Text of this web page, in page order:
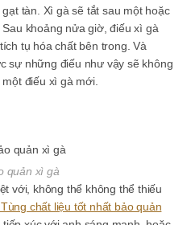
tàn. Xì gà sẽ tắt sau một hoặc
khoảng nửa giờ, điếu xì gà
tụ hóa chất bên trong. Và
sự những điếu như vậy sẽ không
điếu xì gà mới.
quản xì gà
với, không thể không thể thiếu
chất liệu tốt nhất bảo quản